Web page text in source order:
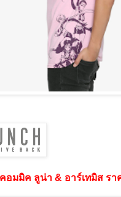
อมมิค ลูน่า & อาร์เทมิส รา